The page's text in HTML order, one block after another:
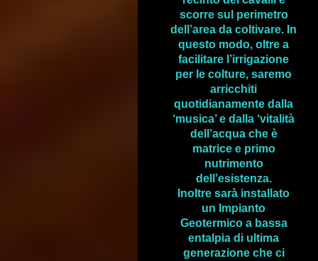
scorre sul perimetro
dell’area da coltivare. In
questo modo, oltre a
facilitare l’irrigazione
per le colture, saremo
arricchiti
quotidianamente dalla
‘musica’ e dalla ‘vitalità
dell’acqua che è
matrice e primo
nutrimento
dell’esistenza.
Inoltre sarà installato
un Impianto
Geotermico a bassa
entalpia di ultima
generazione che ci